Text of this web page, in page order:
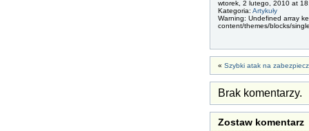
wtorek, 2 lutego, 2010 at
Kategoria: Artykuły
Warning: Undefined array
content/themes/blocks/
« Szybki atak na
Brak komentarzy.
Zostaw komentarz